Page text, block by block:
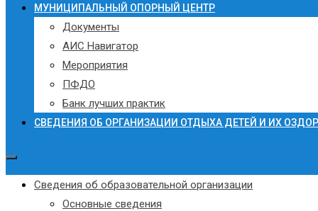
МУНИЦИПАЛЬНЫЙ ОПОРНЫЙ ЦЕНТР
Документы
АИС Навигатор
Мероприятия
ПФДО
Банк лучших практик
СВЕДЕНИЯ ОБ ОРГАНИЗАЦИИ ОТДЫХА ДЕТЕЙ И ИХ
Сведения об образовательной организации
Основные сведения